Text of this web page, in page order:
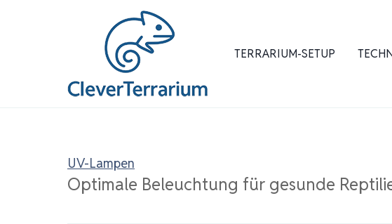
TERRARIUM-SETUP
UV-Lampen
Optimale Beleuchtung für gesunde